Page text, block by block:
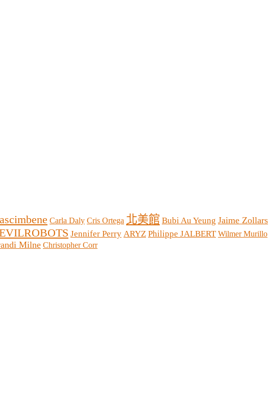
Carla Daly Cris Ortega 北美館 Bubi Au Yeung Jaime Zollars
Jennifer Perry ARYZ Philippe JALBERT Wilmer Murillo
Milne Christopher Corr